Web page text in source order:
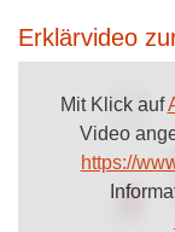
Erklärvideo
Mit Klick auf
Video
https://